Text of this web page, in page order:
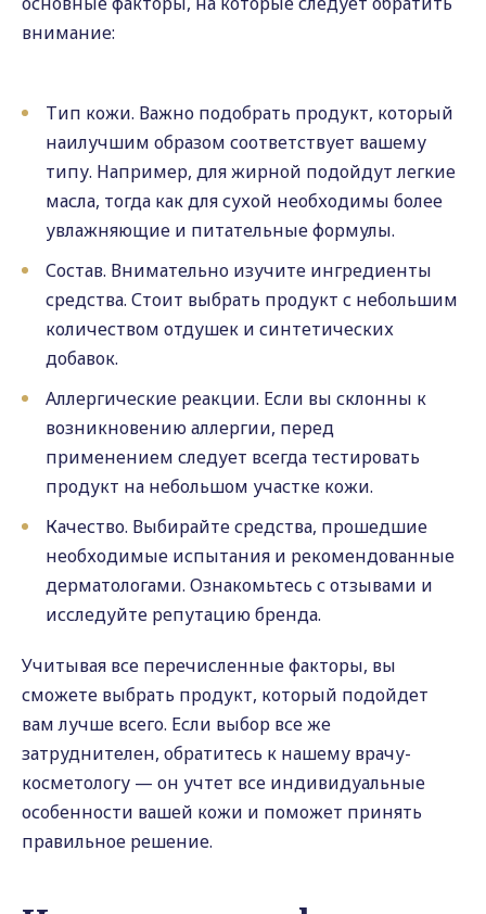
внимание:
Тип кожи. Важно подобрать продукт, который
наилучшим образом соответствует вашему
типу. Например, для жирной подойдут легкие
масла, тогда как для сухой необходимы более
увлажняющие и питательные формулы.
Состав. Внимательно изучите ингредиенты
средства. Стоит выбрать продукт с небольшим
количеством отдушек и синтетических
добавок.
Аллергические реакции. Если вы склонны к
возникновению аллергии, перед
применением следует всегда тестировать
продукт на небольшом участке кожи.
Качество. Выбирайте средства, прошедшие
необходимые испытания и рекомендованные
дерматологами. Ознакомьтесь с отзывами и
исследуйте репутацию бренда.
Учитывая все перечисленные факторы, вы
сможете выбрать продукт, который подойдет
вам лучше всего. Если выбор все же
затруднителен, обратитесь к нашему врачу-
косметологу — он учтет все индивидуальные
особенности вашей кожи и поможет принять
правильное решение.